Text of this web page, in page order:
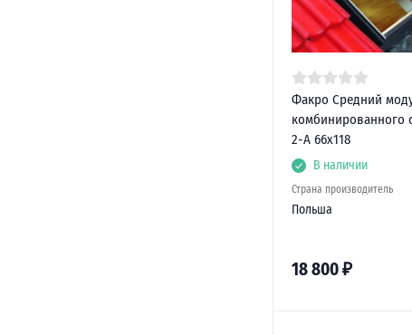
Факро Средний
комбинированного
2-А 66х118
В наличии
Страна производитель
Польша
18 800₽